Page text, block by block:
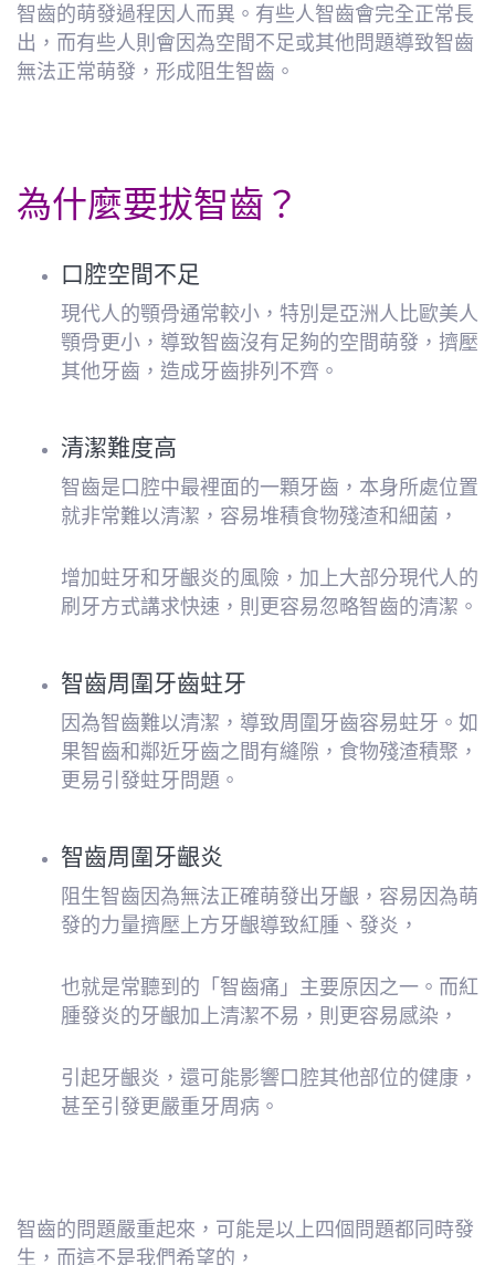
智齒的萌發過程因人而異。有些人智齒會完全正常長
出，而有些人則會因為空間不足或其他問題導致智齒
無法正常萌發，形成阻生智齒。
為什麼要拔智齒？
口腔空間不足
現代人的顎骨通常較小，特別是亞洲人比歐美人
顎骨更小，導致智齒沒有足夠的空間萌發，擠壓
其他牙齒，造成牙齒排列不齊。
清潔難度高
智齒是口腔中最裡面的一顆牙齒，本身所處位置
就非常難以清潔，容易堆積食物殘渣和細菌，
增加蛀牙和牙齦炎的風險，加上大部分現代人的
刷牙方式講求快速，則更容易忽略智齒的清潔。
智齒周圍牙齒蛀牙
因為智齒難以清潔，導致周圍牙齒容易蛀牙。如
果智齒和鄰近牙齒之間有縫隙，食物殘渣積聚，
更易引發蛀牙問題。
智齒周圍牙齦炎
阻生智齒因為無法正確萌發出牙齦，容易因為萌
發的力量擠壓上方牙齦導致紅腫、發炎，
也就是常聽到的「智齒痛」主要原因之一。而紅
腫發炎的牙齦加上清潔不易，則更容易感染，
引起牙齦炎，還可能影響口腔其他部位的健康，
甚至引發更嚴重牙周病。
智齒的問題嚴重起來，可能是以上四個問題都同時發
生，而這不是我們希望的，